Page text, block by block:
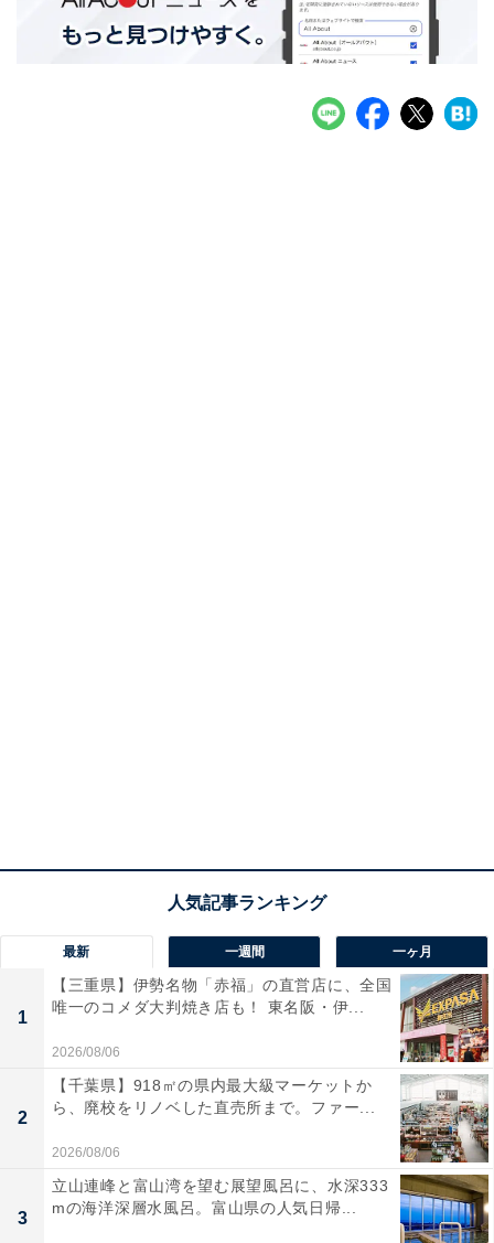
最新 一週間 一ヶ月
1
【三重県】伊勢名物「赤福」の直営店に、全国
唯一のコメダ大判焼き店も！ 東名阪・伊...
2026/08/06
2
【千葉県】918㎡の県内最大級マーケットか
ら、廃校をリノベした直売所まで。ファー...
2026/08/06
3
立山連峰と富山湾を望む展望風呂に、水深333
mの海洋深層水風呂。富山県の人気日帰...